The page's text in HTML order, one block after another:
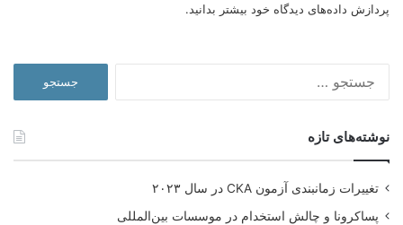
پردازش داده‌های دیدگاه خود بیشتر بدانید.
نوشته‌های تازه
تغییرات زمانبندی آزمون CKA در سال ۲۰۲۳
پساکرونا و چالش استخدام در موسسات بین‌المللی